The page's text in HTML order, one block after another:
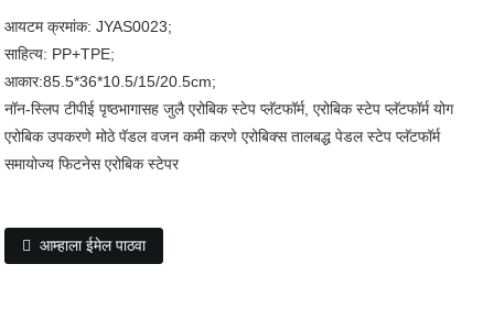
आयटम क्रमांक: JYAS0023;
साहित्य: PP+TPE;
आकार:85.5*36*10.5/15/20.5cm;
नॉन-स्लिप टीपीई पृष्ठभागासह जुलै एरोबिक स्टेप प्लॅटफॉर्म, एरोबिक स्टेप प्लॅटफॉर्म योग
एरोबिक उपकरणे मोठे पॅडल वजन कमी करणे एरोबिक्स तालबद्ध पेडल स्टेप प्लॅटफॉर्म
समायोज्य फिटनेस एरोबिक स्टेपर
आम्हाला ईमेल पाठवा